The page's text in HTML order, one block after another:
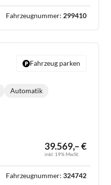
Fahrzeugnummer: 299410
39.569,– €
inkl. 19% MwSt.
Getriebe:
Automatik
Fahrzeug parken
Fahrzeugnummer: 324742